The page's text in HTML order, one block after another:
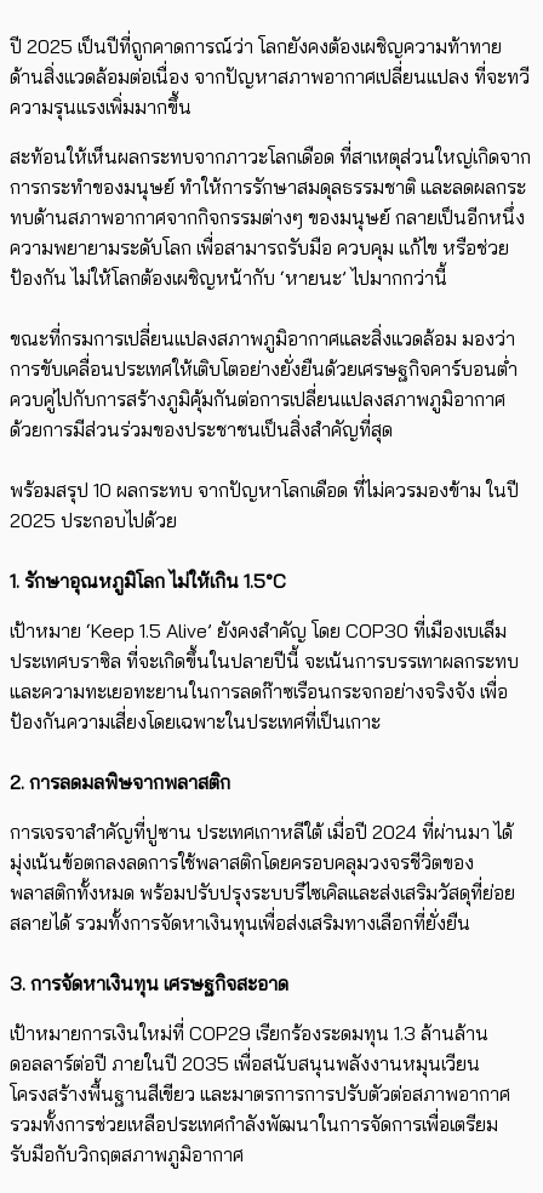
ปี 2025 เป็นปีที่ถูกคาดการณ์ว่า โลกยังคงต้องเผชิญความท้าทาย
ด้านสิ่งแวดล้อมต่อเนื่อง จากปัญหาสภาพอากาศเปลี่ยนแปลง ที่จะทวี
ความรุนแรงเพิ่มมากขึ้น
สะท้อนให้เห็นผลกระทบจากภาวะโลกเดือด ที่สาเหตุส่วนใหญ่เกิดจาก
การกระทำของมนุษย์ ทำให้​การรักษาสมดุลธรรมชาติ และลดผลกระ
ทบด้านสภาพอากาศจากกิจกรรมต่างๆ ของมนุษย์ ​กลายเป็นอีกหนึ่ง
ความพยายามระดับโลก เพื่อสามารถรับมือ ควบคุม แก้ไข หรือช่วย
ป้องกัน ไม่ให้โลกต้องเผชิญหน้ากับ ‘หายนะ’ ไปมากกว่านี้
ขณะที่กรมการเปลี่ยนแปลงสภาพภูมิอากาศและสิ่งแวดล้อม มองว่า ​
การขับเคลื่อนประเทศให้​เติบโตอย่างยั่งยืนด้วยเศรษฐกิจคาร์บอนต่ำ
ควบคู่ไปกับการสร้างภูมิคุ้มกันต่อการเปลี่ยนแปลงสภาพภูมิอากาศ
ด้วยการมีส่วนร่วมของประชาชนเป็นสิ่งสำคัญที่สุด
พร้อมสรุป 10 ผลกระทบ จากปัญหาโลกเดือด ที่ไม่ควรมองข้าม ในปี
2025 ประกอบไปด้วย
1. รักษาอุณหภูมิโลกไม่ให้เกิน 1.5°C
เป้าหมาย ‘Keep 1.5 Alive’ ยังคงสำคัญ โดย COP30 ที่เมืองเบเล็ม
ประเทศบราซิล ที่จะเกิดขึ้นในปลายปีนี้ จะเน้นการบรรเทาผลกระทบ
และความทะเยอทะยานในการลดก๊าซเรือนกระจกอย่างจริงจัง เพื่อ
ป้องกันความเสี่ยงโดยเฉพาะในประเทศที่เป็นเกาะ
2. การลดมลพิษจากพลาสติก
การเจรจาสำคัญที่ปูซาน ประเทศเกาหลีใต้ เมื่อปี 2024 ที่ผ่านมา ได้
มุ่งเน้นข้อตกลงลดการใช้พลาสติก​โดยครอบคลุมวงจรชีวิตของ
พลาสติกทั้งหมด พร้อมปรับปรุงระบบรีไซเคิลและส่งเสริมวัสดุที่ย่อย
สลายได้ รวมทั้งการจัดหาเงินทุน​เพื่อส่งเสริมทางเลือกที่ยั่งยืน
3. การจัดหาเงินทุน เศรษฐกิจสะอาด
เป้าหมายการเงินใหม่ที่ COP29 เรียกร้องระดมทุน 1.3 ล้านล้าน
ดอลลาร์ต่อปี ภายในปี 2035 เพื่อสนับสนุนพลังงานหมุนเวียน
โครงสร้างพื้นฐานสีเขียว และมาตรการการปรับตัวต่อสภาพอากาศ
รวมทั้งการช่วยเหลือประเทศกำลังพัฒนาในการจัดการเพื่อเตรียม
รับมือกับวิกฤตสภาพภูมิอากาศ